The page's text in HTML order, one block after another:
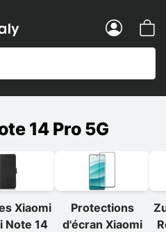
und Zubehör für
14 Pro 5G
Xiaomi
Note 14
Protections
d'écran Xiaomi